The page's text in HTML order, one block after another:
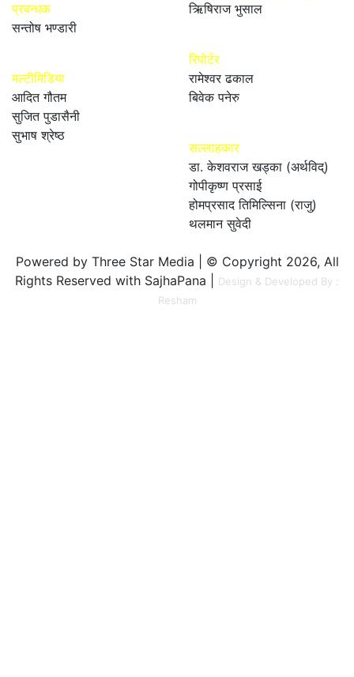
प्रबन्धक
सन्तोष भण्डारी
मल्टीमिडिया
आदित गौतम
सुजित पुडासैनी
सुभाष श्रेष्ठ
ऋिषिराज भुसाल
रिपोर्टर
रामेश्वर ढकाल
बिवेक पनेरु
सल्लाहकार
डा. केशवराज खड्का (अर्थविद्)
गोपीकृष्ण प्रसाई
होमप्रसाद तिमिल्सिना (राजु)
थलमान सुवेदी
Powered by Three Star Media | © Copyright 2026, All
Rights Reserved with SajhaPana |
Design & Developed By :
Resham